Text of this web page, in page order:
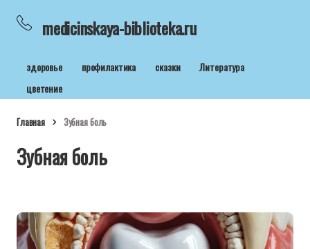
medicinskaya-biblioteka.ru
здоровье профилактика сказки
Литература
цветение
Главная Зубная боль
Зубная боль